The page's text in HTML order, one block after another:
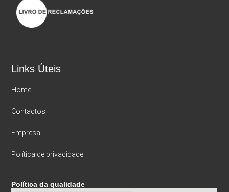
Links Úteis
Home
Contactos
Empresa
Política de privacidade
Política da qualidade